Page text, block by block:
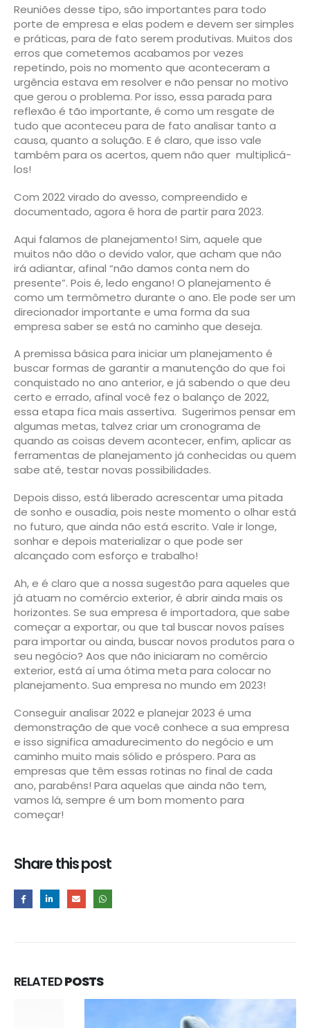
Reuniões desse tipo, são importantes para todo
porte de empresa e elas podem e devem ser simples
e práticas, para de fato serem produtivas. Muitos dos
erros que cometemos acabamos por vezes
repetindo, pois no momento que aconteceram a
urgência estava em resolver e não pensar no motivo
que gerou o problema. Por isso, essa parada para
reflexão é tão importante, é como um resgate de
tudo que aconteceu para de fato analisar tanto a
causa, quanto a solução. E é claro, que isso vale
também para os acertos, quem não quer multiplicá-
los!
Com 2022 virado do avesso, compreendido e
documentado, agora é hora de partir para 2023.
Aqui falamos de planejamento! Sim, aquele que
muitos não dão o devido valor, que acham que não
irá adiantar, afinal “não damos conta nem do
presente”. Pois é, ledo engano! O planejamento é
como um termômetro durante o ano. Ele pode ser um
direcionador importante e uma forma da sua
empresa saber se está no caminho que deseja.
A premissa básica para iniciar um planejamento é
buscar formas de garantir a manutenção do que foi
conquistado no ano anterior, e já sabendo o que deu
certo e errado, afinal você fez o balanço de 2022,
essa etapa fica mais assertiva. Sugerimos pensar em
algumas metas, talvez criar um cronograma de
quando as coisas devem acontecer, enfim, aplicar as
ferramentas de planejamento já conhecidas ou quem
sabe até, testar novas possibilidades.
Depois disso, está liberado acrescentar uma pitada
de sonho e ousadia, pois neste momento o olhar está
no futuro, que ainda não está escrito. Vale ir longe,
sonhar e depois materializar o que pode ser
alcançado com esforço e trabalho!
Ah, e é claro que a nossa sugestão para aqueles que
já atuam no comércio exterior, é abrir ainda mais os
horizontes. Se sua empresa é importadora, que sabe
começar a exportar, ou que tal buscar novos países
para importar ou ainda, buscar novos produtos para o
seu negócio? Aos que não iniciaram no comércio
exterior, está aí uma ótima meta para colocar no
planejamento. Sua empresa no mundo em 2023!
Conseguir analisar 2022 e planejar 2023 é uma
demonstração de que você conhece a sua empresa
e isso significa amadurecimento do negócio e um
caminho muito mais sólido e próspero. Para as
empresas que têm essas rotinas no final de cada
ano, parabéns! Para aquelas que ainda não tem,
vamos lá, sempre é um bom momento para
começar!
Share this post
RELATEDPOSTS